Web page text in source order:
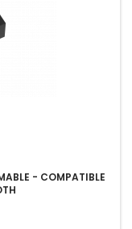
- COMPATIBLE